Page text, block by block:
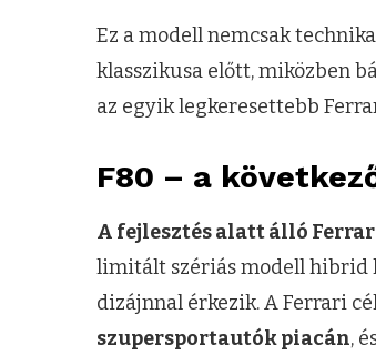
Ez a modell nemcsak
klasszikusa előtt, miközben
az egyik legkeresettebb
F80 – a
A fejlesztés alatt álló
limitált szériás modell hibrid
dizájnnal érkezik. A Ferrari
szupersportautók piacán,